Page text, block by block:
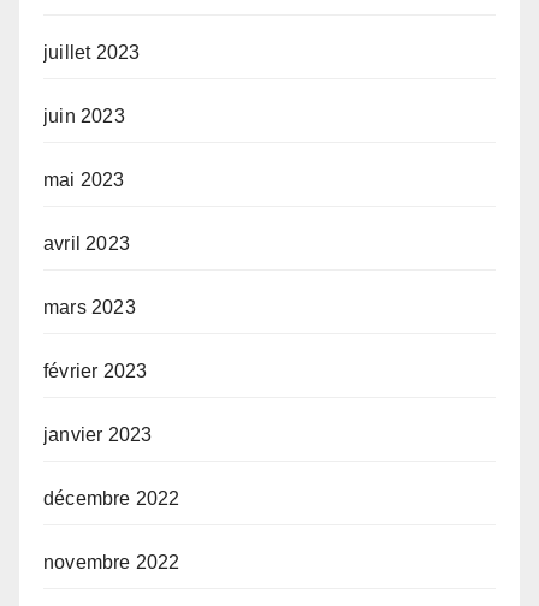
juillet 2023
juin 2023
mai 2023
avril 2023
mars 2023
février 2023
janvier 2023
décembre 2022
novembre 2022